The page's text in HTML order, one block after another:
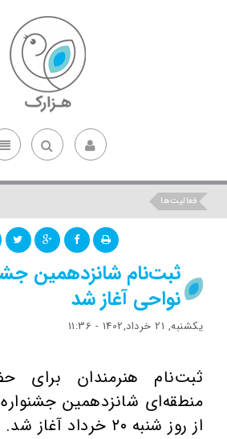
فعالیت‌ها
ثبت‌نام شانزدهمین
نواحی آغاز شد
یکشنبه, 21 خرداد,1402 - 11:36
ثبت‌نام هنرمندان برای
منطقه‌ای شانزدهمین
از روز شنبه ۲۰ خرداد آغاز شد.